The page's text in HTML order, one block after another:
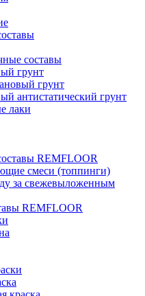
составы
грунт
грунт
антистатический грунт
лаки
REMFLOOR
смеси (топпинги)
за свежевыложенным
REMFLOOR